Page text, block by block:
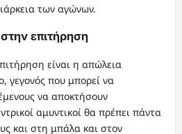
των αγώνων.
επιτήρηση
είναι η απώλεια
γεγονός που μπορεί να
να αποκτήσουν
αμυντικοί θα πρέπει πάντα
και στη μπάλα και στον